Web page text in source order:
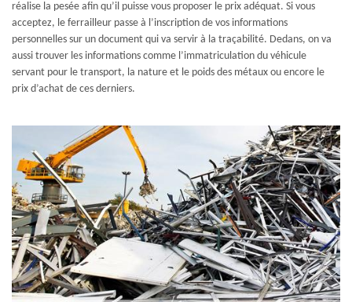
réalise la pesée afin qu’il puisse vous proposer le prix adéquat. Si vous
acceptez, le ferrailleur passe à l’inscription de vos informations
personnelles sur un document qui va servir à la traçabilité. Dedans, on va
aussi trouver les informations comme l’immatriculation du véhicule
servant pour le transport, la nature et le poids des métaux ou encore le
prix d’achat de ces derniers.